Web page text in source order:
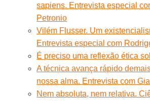
sapiens. Entrevista especial
Petronio
Vilém Flusser. Um
Entrevista especial com
É preciso uma reflexão ética
A técnica avança rápido
nossa alma. Entrevista com
Nem absoluta, nem relativa.